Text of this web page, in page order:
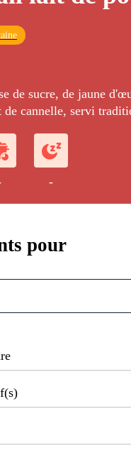
de sucre, de jaune
de cannelle, servi
-
pour